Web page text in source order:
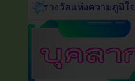
รางวัลแห่งความภูมิใจ